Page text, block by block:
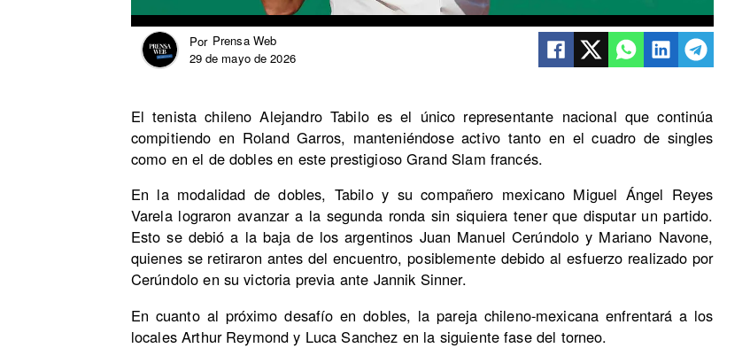
Prensa Web
Por
29 de mayo de 2026
El tenista chileno Alejandro Tabilo es el único representante nacional que continúa
compitiendo en Roland Garros, manteniéndose activo tanto en el cuadro de singles
como en el de dobles en este prestigioso Grand Slam francés.
En la modalidad de dobles, Tabilo y su compañero mexicano Miguel Ángel Reyes
Varela lograron avanzar a la segunda ronda sin siquiera tener que disputar un partido.
Esto se debió a la baja de los argentinos Juan Manuel Cerúndolo y Mariano Navone,
quienes se retiraron antes del encuentro, posiblemente debido al esfuerzo realizado por
Cerúndolo en su victoria previa ante Jannik Sinner.
En cuanto al próximo desafío en dobles, la pareja chileno-mexicana enfrentará a los
locales Arthur Reymond y Luca Sanchez en la siguiente fase del torneo.